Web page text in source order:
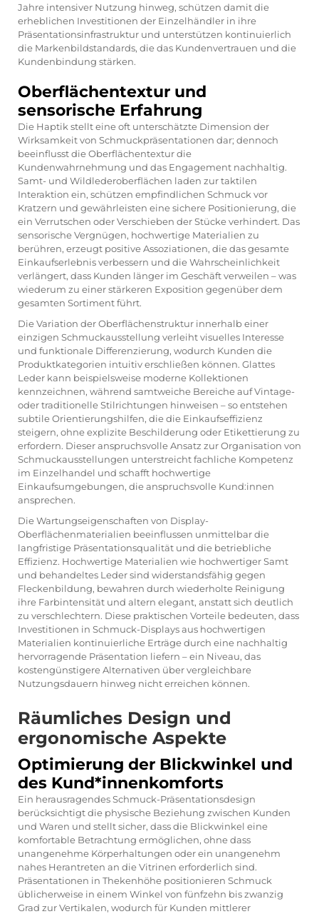
Jahre intensiver Nutzung hinweg, schützen damit die
erheblichen Investitionen der Einzelhändler in ihre
Präsentationsinfrastruktur und unterstützen kontinuierlich
die Markenbildstandards, die das Kundenvertrauen und die
Kundenbindung stärken.
Oberflächentextur und
sensorische Erfahrung
Die Haptik stellt eine oft unterschätzte Dimension der
Wirksamkeit von Schmuckpräsentationen dar; dennoch
beeinflusst die Oberflächentextur die
Kundenwahrnehmung und das Engagement nachhaltig.
Samt- und Wildlederoberflächen laden zur taktilen
Interaktion ein, schützen empfindlichen Schmuck vor
Kratzern und gewährleisten eine sichere Positionierung, die
ein Verrutschen oder Verschieben der Stücke verhindert. Das
sensorische Vergnügen, hochwertige Materialien zu
berühren, erzeugt positive Assoziationen, die das gesamte
Einkaufserlebnis verbessern und die Wahrscheinlichkeit
verlängert, dass Kunden länger im Geschäft verweilen – was
wiederum zu einer stärkeren Exposition gegenüber dem
gesamten Sortiment führt.
Die Variation der Oberflächenstruktur innerhalb einer
einzigen Schmuckausstellung verleiht visuelles Interesse
und funktionale Differenzierung, wodurch Kunden die
Produktkategorien intuitiv erschließen können. Glattes
Leder kann beispielsweise moderne Kollektionen
kennzeichnen, während samtweiche Bereiche auf Vintage-
oder traditionelle Stilrichtungen hinweisen – so entstehen
subtile Orientierungshilfen, die die Einkaufseffizienz
steigern, ohne explizite Beschilderung oder Etikettierung zu
erfordern. Dieser anspruchsvolle Ansatz zur Organisation von
Schmuckausstellungen unterstreicht fachliche Kompetenz
im Einzelhandel und schafft hochwertige
Einkaufsumgebungen, die anspruchsvolle Kund:innen
ansprechen.
Die Wartungseigenschaften von Display-
Oberflächenmaterialien beeinflussen unmittelbar die
langfristige Präsentationsqualität und die betriebliche
Effizienz. Hochwertige Materialien wie hochwertiger Samt
und behandeltes Leder sind widerstandsfähig gegen
Fleckenbildung, bewahren durch wiederholte Reinigung
ihre Farbintensität und altern elegant, anstatt sich deutlich
zu verschlechtern. Diese praktischen Vorteile bedeuten, dass
Investitionen in Schmuck-Displays aus hochwertigen
Materialien kontinuierliche Erträge durch eine nachhaltig
hervorragende Präsentation liefern – ein Niveau, das
kostengünstigere Alternativen über vergleichbare
Nutzungsdauern hinweg nicht erreichen können.
Räumliches Design und
ergonomische Aspekte
Optimierung der Blickwinkel und
des Kund*innenkomforts
Ein herausragendes Schmuck-Präsentationsdesign
berücksichtigt die physische Beziehung zwischen Kunden
und Waren und stellt sicher, dass die Blickwinkel eine
komfortable Betrachtung ermöglichen, ohne dass
unangenehme Körperhaltungen oder ein unangenehm
nahes Herantreten an die Vitrinen erforderlich sind.
Präsentationen in Thekenhöhe positionieren Schmuck
üblicherweise in einem Winkel von fünfzehn bis zwanzig
Grad zur Vertikalen, wodurch für Kunden mittlerer